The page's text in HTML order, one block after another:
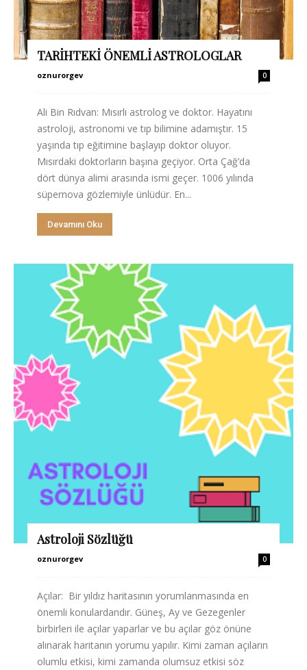
TARİHTEKİ ÖNEMLİ ASTROLOGLAR
oznurorgev 0
Ali Bin Rıdvan: Mısırlı astrolog ve doktor. Hayatını
astroloji, astronomi ve tıp bilimine adamıştır. 15
yaşında tıp eğitimine başlayıp doktor oluyor.
Mısırdaki doktorların başına geçiyor. Orta Çağ’da
dört dünya alimi arasında ismi geçer. 1006 yılında
süpernova gözlemiyle ünlüdür. En...
Devamını Oku
Astroloji Sözlüğü
oznurorgev 0
Açılar: Bir yıldız haritasının yorumlanmasında en
önemli konulardandır. Güneş, Ay ve Gezegenler
birbirleri ile açılar yaparlar ve bu açılar göz önüne
alınarak haritanın yorumu yapılır. Kimi zaman açıların
olumlu etkisi, kimi zamanda olumsuz etkisi söz